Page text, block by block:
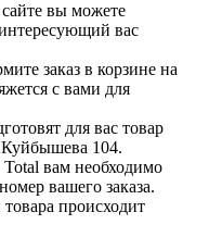
вы можете
вас
заказ в корзине на
с вами для
для вас товар
104.
вам необходимо
вашего заказа.
происходит